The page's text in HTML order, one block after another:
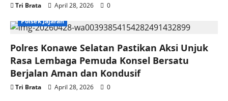
Tri Brata April 28, 2026
0
Polsek Jajaran
Polres Konawe Selatan Pastikan Aksi Unjuk
Rasa Lembaga Pemuda Konsel Bersatu
Berjalan Aman dan Kondusif
Tri Brata April 28, 2026 0